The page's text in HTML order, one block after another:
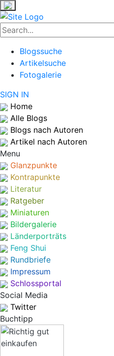
Blogssuche
Artikelsuche
Fotogalerie
SIGN IN
Home
Alle Blogs
Blogs nach Autoren
Artikel nach Autoren
Menu
Glanzpunkte
Kontrapunkte
Literatur
Ratgeber
Miniaturen
Bildergalerie
Länderporträts
Feng Shui
Rundbriefe
Impressum
Schlossportal
Social Media
Twitter
Buchtipp